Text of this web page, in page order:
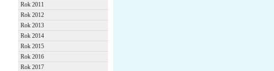
Rok 2011
Rok 2012
Rok 2013
Rok 2014
Rok 2015
Rok 2016
Rok 2017